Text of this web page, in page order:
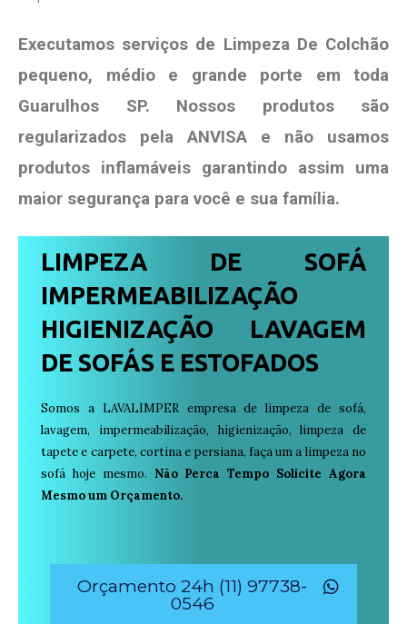
Executamos serviços de Limpeza De Colchão
pequeno, médio e grande porte em toda
Guarulhos SP. Nossos produtos são
regularizados pela ANVISA e não usamos
produtos inflamáveis garantindo assim uma
maior segurança para você e sua família.
LIMPEZA DE SOFÁ
IMPERMEABILIZAÇÃO
HIGIENIZAÇÃO LAVAGEM
DE SOFÁS E ESTOFADOS
Somos a LAVALIMPER empresa de limpeza de sofá,
lavagem, impermeabilização, higienização, limpeza de
tapete e carpete, cortina e persiana, faça um a limpeza no
sofá hoje mesmo. Não Perca Tempo Solicite Agora
Mesmo um Orçamento.
Orçamento 24h (11) 97738-
0546